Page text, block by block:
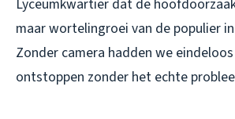
Lyceumkwartier dat de
maar wortelingroei van de populier
Zonder camera hadden we
ontstoppen zonder het echte